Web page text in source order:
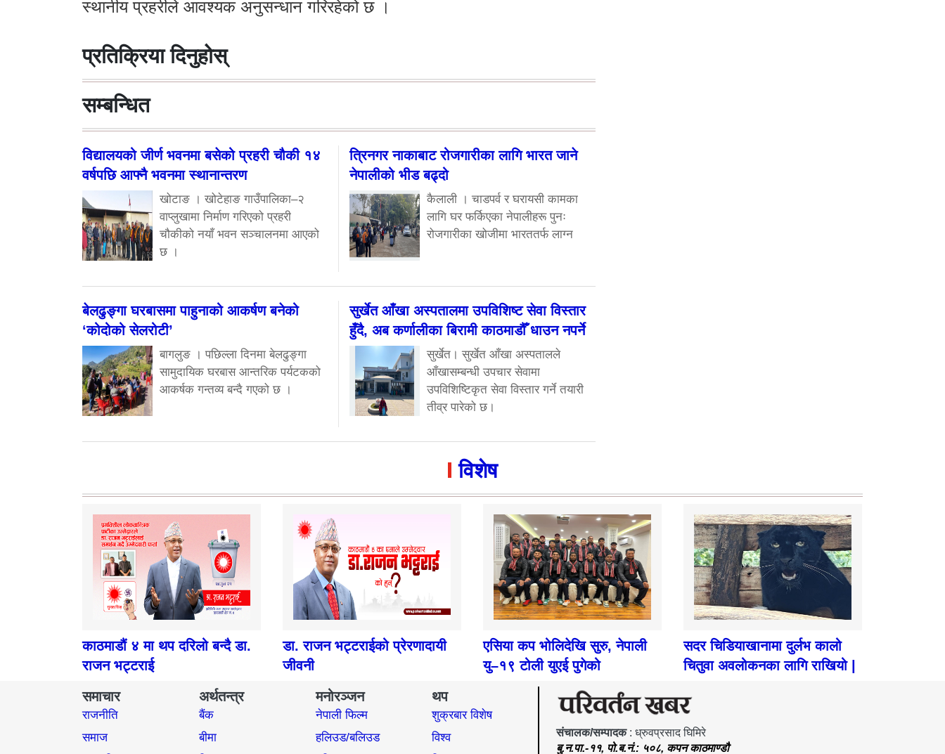
स्थानीय प्रहरीले आवश्यक अनुसन्धान गरिरहेको छ ।
प्रतिक्रिया दिनुहोस्
सम्बन्धित
विद्यालयको जीर्ण भवनमा बसेको प्रहरी चौकी १४
वर्षपछि आफ्नै भवनमा स्थानान्तरण
खोटाङ । खोटेहाङ गाउँपालिका–२
वाप्लुखामा निर्माण गरिएको प्रहरी
चौकीको नयाँ भवन सञ्चालनमा आएको
छ ।
त्रिनगर नाकाबाट रोजगारीका लागि भारत जाने
नेपालीको भीड बढ्दो
कैलाली । चाडपर्व र घरायसी कामका
लागि घर फर्किएका नेपालीहरू पुनः
रोजगारीका खोजीमा भारततर्फ लाग्न
बेलढुङ्गा घरबासमा पाहुनाको आकर्षण बनेको
‘कोदोको सेलरोटी’
बागलुङ । पछिल्ला दिनमा बेलढुङ्गा
सामुदायिक घरबास आन्तरिक पर्यटकको
आकर्षक गन्तव्य बन्दै गएको छ ।
सुर्खेत आँखा अस्पतालमा उपविशिष्ट सेवा विस्तार
हुँदै, अब कर्णालीका बिरामी काठमाडौँ धाउन नपर्ने
सुर्खेत। सुर्खेत आँखा अस्पतालले
आँखासम्बन्धी उपचार सेवामा
उपविशिष्टिकृत सेवा विस्तार गर्ने तयारी
तीव्र पारेको छ।
विशेष
काठमाडौं ४ मा थप दरिलो बन्दै डा.
राजन भट्टराई
डा. राजन भट्टराईको प्रेरणादायी
जीवनी
एसिया कप भोलिदेखि सुरु, नेपाली
यु–१९ टोली युएई पुगेको
सदर चिडियाखानामा दुर्लभ कालो
चितुवा अवलोकनका लागि राखियो |
समाचार
राजनीति
समाज​
अर्थतन्त्र
बैंक
बीमा
मनोरञ्जन
नेपाली फिल्म
हलिउड/बलिउड
थप
शुक्रबार विशेष
विश्व
संचालक/सम्पादक: ध्रुवप्रसाद घिमिरे
बु.न.पा.-११, पो.ब.नं.: ५०८, कपन काठमाण्डौ